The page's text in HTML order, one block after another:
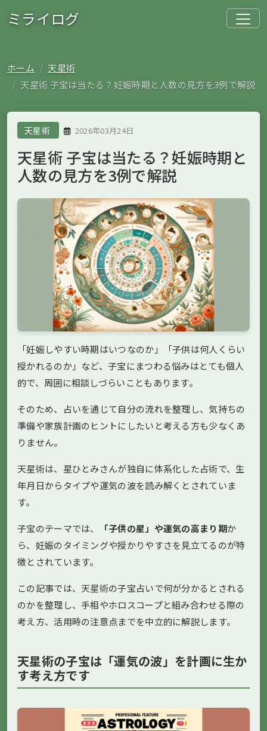
ミライログ
ホーム
天星術
天星術 子宝は当たる？妊娠時期と人数の見方を3例で解説
天星術 2026年03月24日
天星術 子宝は当たる？妊娠時期と
人数の見方を3例で解説
「妊娠しやすい時期はいつなのか」「子供は何人くらい
授かれるのか」など、子宝にまつわる悩みはとても個人
的で、周囲に相談しづらいこともあります。
そのため、占いを通じて自分の流れを整理し、気持ちの
準備や家族計画のヒントにしたいと考える方も少なくあ
りません。
天星術は、星ひとみさんが独自に体系化した占術で、生
年月日からタイプや運気の波を読み解くとされていま
す。
子宝のテーマでは、 「子供の星」や運気の高まり期か
ら、妊娠のタイミングや授かりやすさを見立てるのが特
徴とされています。
この記事では、天星術の子宝占いで何が分かるとされる
のかを整理し、手相やホロスコープと組み合わせる際の
考え方、活用時の注意点までを中立的に解説します。
天星術の子宝は「運気の波」を計画に生か
す考え方です